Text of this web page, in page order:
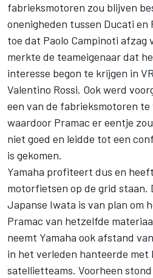
fabrieksmotoren zou blijven
onenigheden tussen Ducati
toe dat Paolo Campinoti afzag
merkte de teameigenaar dat
interesse begon te krijgen in
Valentino Rossi. Ook werd
een van de fabrieksmotoren te
waardoor Pramac er eentje
niet goed en leidde tot een
is gekomen.
Yamaha profiteert dus en
motorfietsen op de grid
Japanse Iwata is van plan om
Pramac van hetzelfde
neemt Yamaha ook afstand
in het verleden hanteerde
satellietteams. Voorheen